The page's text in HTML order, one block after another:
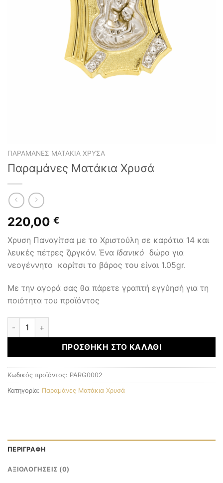
ΠΑΡΑΜΆΝΕΣ ΜΑΤΆΚΙΑ ΧΡΥΣΆ
Παραμάνες Ματάκια Χρυσά
220,00 €
Χρυση Παναγίτσα με το Χριστούλη σε καράτια 14 και
λευκές πέτρες ζιργκόν. Ένα Ιδανικό δώρο για
νεογέννητο κορίτσι το βάρος του είναι 1.05gr.
Με την αγορά σας θα πάρετε γραπτή εγγύησή για τη
ποιότητα του προϊόντος
Παραμάνες Ματάκια Χρυσά ποσότητα
ΠΡΟΣΘΉΚΗ ΣΤΟ ΚΑΛΆΘΙ
Κωδικός προϊόντος: PARG0002
Κατηγορία: Παραμάνες Ματάκια Χρυσά
ΠΕΡΙΓΡΑΦΉ
ΑΞΙΟΛΟΓΉΣΕΙΣ (0)